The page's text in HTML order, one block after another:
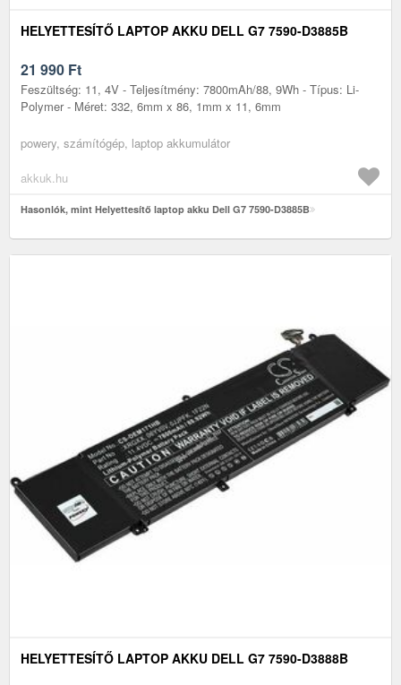
HELYETTESÍTŐ LAPTOP AKKU DELL G7 7590-D3885B
21 990 Ft
Feszültség: 11, 4V - Teljesítmény: 7800mAh/88, 9Wh - Típus: Li-
Polymer - Méret: 332, 6mm x 86, 1mm x 11, 6mm
powery, számítógép, laptop akkumulátor
akkuk.hu
Hasonlók, mint Helyettesítő laptop akku Dell G7 7590-D3885B
HELYETTESÍTŐ LAPTOP AKKU DELL G7 7590-D3888B